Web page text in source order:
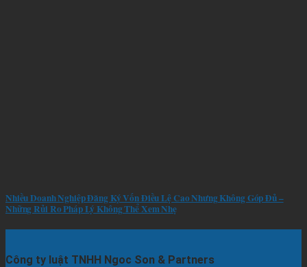
Nhiều Doanh Nghiệp Đăng Ký Vốn Điều Lệ Cao Nhưng Không Góp Đủ –
Những Rủi Ro Pháp Lý Không Thể Xem Nhẹ
Công ty luật TNHH Ngoc Son & Partners